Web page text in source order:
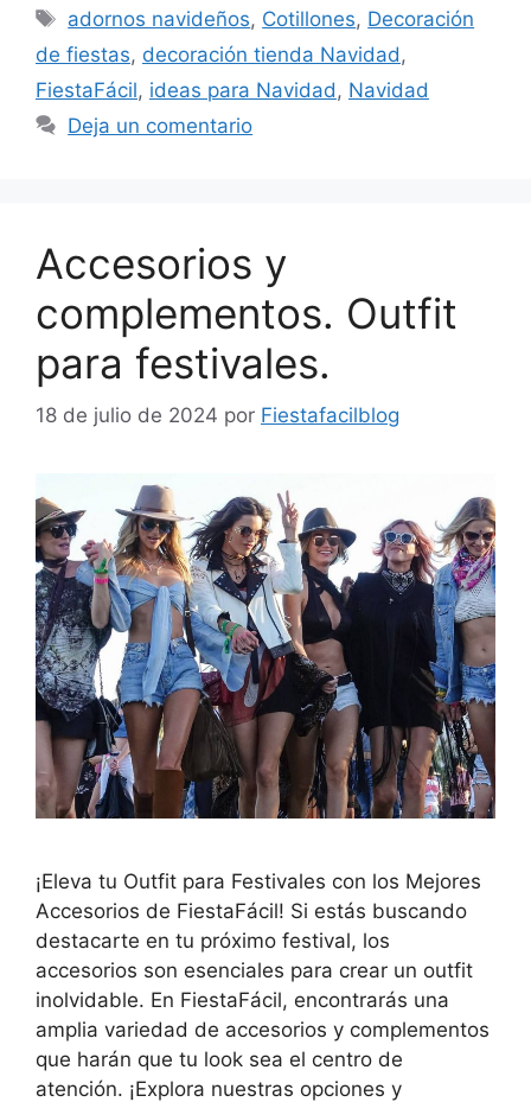
Etiquetas
adornos navideños, Cotillones, Decoración
de fiestas, decoración tienda Navidad ,
FiestaFácil, ideas para Navidad , Navidad
Deja un comentario
Accesorios y
complementos. Outfit
para festivales.
18 de julio de 2024 por Fiestafacilblog
¡Eleva tu Outfit para Festivales con los Mejores
Accesorios de FiestaFácil! Si estás buscando
destacarte en tu próximo festival, los
accesorios son esenciales para crear un outfit
inolvidable. En FiestaFácil, encontrarás una
amplia variedad de accesorios y complementos
que harán que tu look sea el centro de
atención. ¡Explora nuestras opciones y